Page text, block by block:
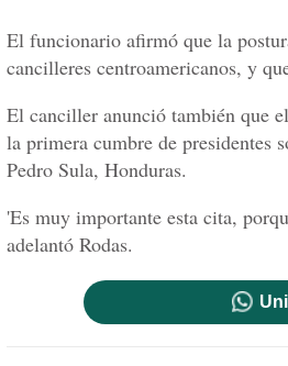
El funcionario afirmó que la
cancilleres centroamericanos, y
El canciller anunció también que
la primera cumbre de presidentes
Pedro Sula, Honduras.
'Es muy importante esta cita,
adelantó Rodas.